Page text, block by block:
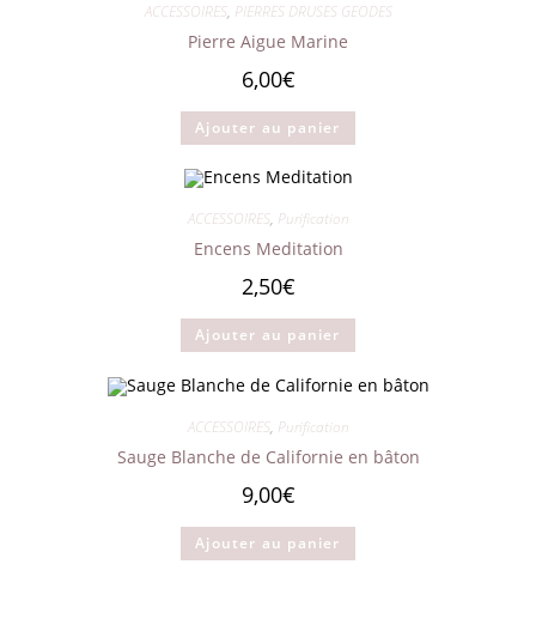
ACCESSOIRES, PIERRES DRUSES GEODES
Pierre Aigue Marine
6,00€
Ajouter au panier
ACCESSOIRES, Purification
Encens Meditation
2,50€
Ajouter au panier
ACCESSOIRES, Purification
Sauge Blanche de Californie en bâton
9,00€
Ajouter au panier